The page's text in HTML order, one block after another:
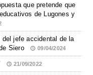
que pretende que
de Lugones y
jefe accidental de la
Siero
09/04/2024
21/09/2022